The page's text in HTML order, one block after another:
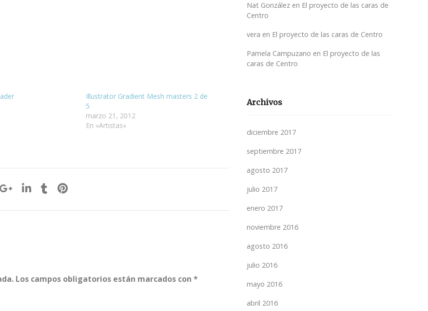
Illustrator Gradient Mesh masters 2 de
5
marzo 21, 2012
En «Artistas»
Los campos obligatorios están marcados con *
Nat González en El proyecto de las caras de
Centro
vera en El proyecto de las caras de Centro
Pamela Campuzano en El proyecto de las
caras de Centro
Archivos
diciembre 2017
septiembre 2017
agosto 2017
julio 2017
enero 2017
noviembre 2016
agosto 2016
julio 2016
mayo 2016
abril 2016